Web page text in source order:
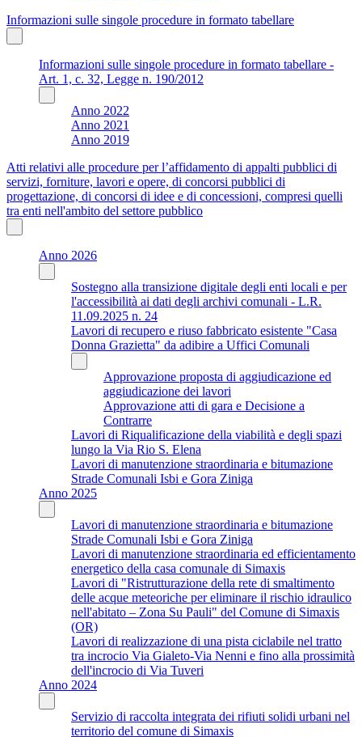
Informazioni sulle singole procedure in formato tabellare
Informazioni sulle singole procedure in formato tabellare -
Art. 1, c. 32, Legge n. 190/2012
Anno 2022
Anno 2021
Anno 2019
Atti relativi alle procedure per l’affidamento di appalti pubblici di
servizi, forniture, lavori e opere, di concorsi pubblici di
progettazione, di concorsi di idee e di concessioni, compresi quelli
tra enti nell'ambito del settore pubblico
Anno 2026
Sostegno alla transizione digitale degli enti locali e per
l'accessibilità ai dati degli archivi comunali - L.R.
11.09.2025 n. 24
Lavori di recupero e riuso fabbricato esistente "Casa
Donna Grazietta" da adibire a Uffici Comunali
Approvazione proposta di aggiudicazione ed
aggiudicazione dei lavori
Approvazione atti di gara e Decisione a
Contrarre
Lavori di Riqualificazione della viabilità e degli spazi
lungo la Via Rio S. Elena
Lavori di manutenzione straordinaria e bitumazione
Strade Comunali Isbi e Gora Ziniga
Anno 2025
Lavori di manutenzione straordinaria e bitumazione
Strade Comunali Isbi e Gora Ziniga
Lavori di manutenzione straordinaria ed efficientamento
energetico della casa comunale di Simaxis
Lavori di "Ristrutturazione della rete di smaltimento
delle acque meteoriche per eliminare il rischio idraulico
nell'abitato – Zona Su Pauli" del Comune di Simaxis
(OR)
Lavori di realizzazione di una pista ciclabile nel tratto
tra incrocio Via Gialeto-Via Nenni e fino alla prossimità
dell'incrocio di Via Tuveri
Anno 2024
Servizio di raccolta integrata dei rifiuti solidi urbani nel
territorio del comune di Simaxis